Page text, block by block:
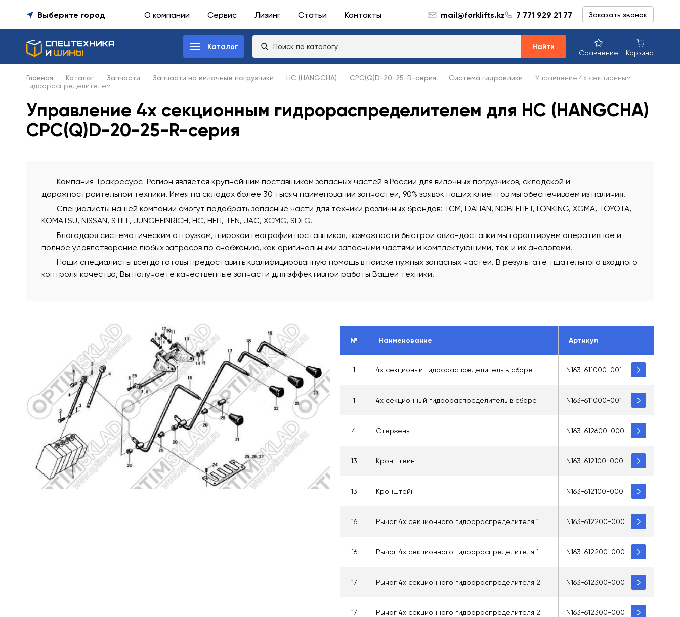
Выберите город О компании Сервис Лизинг Статьи Контакты mail@forklifts.kz 7 771 929 21 77 Заказать звонок
Каталог Найти
Сравнение Корзина
Главная Каталог Запчасти Запчасти на вилочные погрузчики HC (HANGCHA) CPC(Q)D-20-25-R-серия Система гидравлики
Управление 4х секционным
гидрораспределителем
Управление 4х секционным гидрораспределителем для HC (HANGCHA)
CPC(Q)D-20-25-R-серия
Компания Тракресурс-Регион является крупнейшим поставщиком запасных частей в России для вилочных погрузчиков, складской и
дорожностроительной техники. Имея на складах более 30 тысяч наименований запчастей, 90% заявок наших клиентов мы обеспечиваем из наличия.
Специалисты нашей компании смогут подобрать запасные части для техники различных брендов: TCM, DALIAN, NOBLELIFT, LONKING, XGMA, TOYOTA,
KOMATSU, NISSAN, STILL, JUNGHEINRICH, HC, HELI, TFN, JAC, XCMG, SDLG.
Благодаря систематическим отгрузкам, широкой географии поставщиков, возможности быстрой авиа-доставки мы гарантируем оперативное и
полное удовлетворение любых запросов по снабжению, как оригинальными запасными частями и комплектующими, так и их аналогами.
Наши специалисты всегда готовы предоставить квалифицированную помощь в поиске нужных запасных частей. В результате тщательного входного
контроля качества, Вы получаете качественные запчасти для эффективной работы Вашей техники.
№ Наименование Артикул
1 4х секционый гидрораспределитель в сборе N163-611000-001
1 4х секционный гидрораспределитель в сборе N163-611000-001
4 Стержень N163-612600-000
13 Кронштейн N163-612100-000
13 Кронштейн N163-612100-000
16 Рычаг 4х секционного гидрораспределителя 1 N163-612200-000
16 Рычаг 4х секционного гидрораспределителя 1 N163-612200-000
17 Рычаг 4х секционного гидрораспределителя 2 N163-612300-000
17 Рычаг 4х секционного гидрораспределителя 2 N163-612300-000